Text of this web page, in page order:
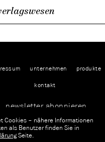
Cookies – nähere Informationen
als Benutzer finden Sie in
Seite.
unternehmen produkte
kontakt
newsletter abonnieren